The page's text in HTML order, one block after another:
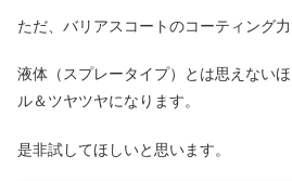
ただ、バリアスコートのコーティング力
液体（スプレータイプ）とは思えない
ル＆ツヤツヤになります。
是非試してほしいと思います。